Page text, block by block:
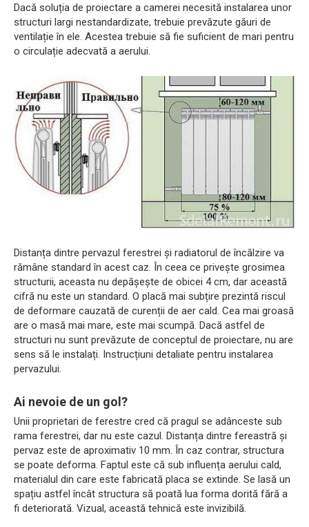
Dacă soluția de proiectare a camerei necesită instalarea unor
structuri largi nestandardizate, trebuie prevăzute găuri de
ventilație în ele. Acestea trebuie să fie suficient de mari pentru
o circulație adecvată a aerului.
Distanța dintre pervazul ferestrei și radiatorul de încălzire va
rămâne standard în acest caz. În ceea ce privește grosimea
structurii, aceasta nu depășește de obicei 4 cm, dar această
cifră nu este un standard. O placă mai subțire prezintă riscul
de deformare cauzată de curenții de aer cald. Cea mai groasă
are o masă mai mare, este mai scumpă. Dacă astfel de
structuri nu sunt prevăzute de conceptul de proiectare, nu are
sens să le instalați. Instrucțiuni detaliate pentru instalarea
pervazului.
Ai nevoie de un gol?
Unii proprietari de ferestre cred că pragul se adânceste sub
rama ferestrei, dar nu este cazul. Distanța dintre fereastră și
pervaz este de aproximativ 10 mm. În caz contrar, structura
se poate deforma. Faptul este că sub influența aerului cald,
materialul din care este fabricată placa se extinde. Se lasă un
spațiu astfel încât structura să poată lua forma dorită fără a
fi deteriorată. Vizual, această tehnică este invizibilă.